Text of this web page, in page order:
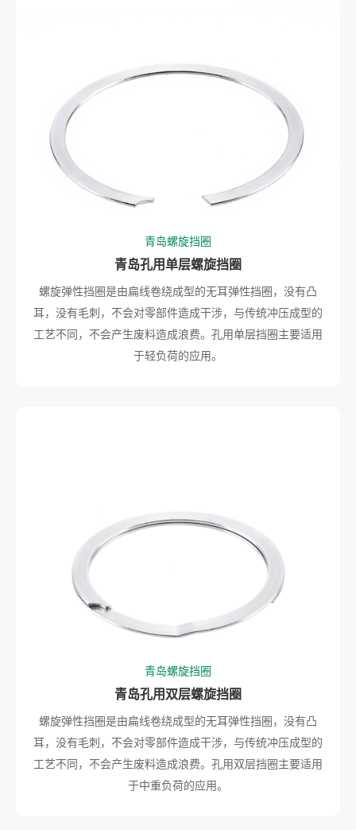
青岛螺旋挡圈
青岛孔用单层螺旋挡圈
螺旋弹性挡圈是由扁线卷绕成型的无耳弹性挡圈，没有凸
耳，没有毛刺，不会对零部件造成干涉，与传统冲压成型的
工艺不同，不会产生废料造成浪费。孔用单层挡圈主要适用
于轻负荷的应用。
青岛螺旋挡圈
青岛孔用双层螺旋挡圈
螺旋弹性挡圈是由扁线卷绕成型的无耳弹性挡圈，没有凸
耳，没有毛刺，不会对零部件造成干涉，与传统冲压成型的
工艺不同，不会产生废料造成浪费。孔用双层挡圈主要适用
于中重负荷的应用。